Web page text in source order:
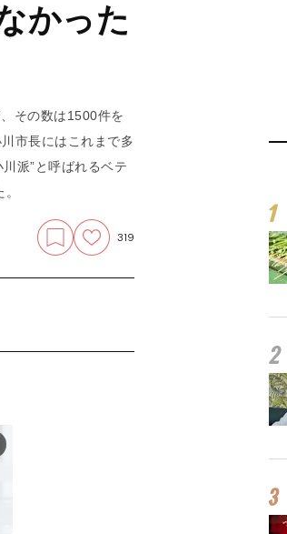
かった
その数は1500件を
市長にはこれまで多
派”と呼ばれるベテ
319